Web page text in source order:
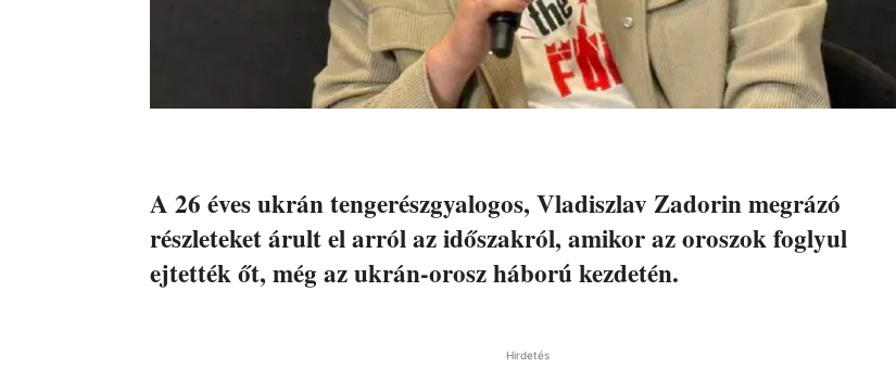
A 26 éves ukrán tengerészgyalogos, Vladiszlav Zadorin megrázó
részleteket árult el arról az időszakról, amikor az oroszok foglyul
ejtették őt, még az ukrán-orosz háború kezdetén.
Hirdetés